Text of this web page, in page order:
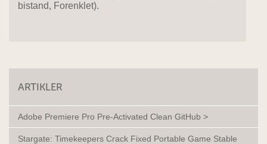
bistand, Forenklet).
ARTIKLER
Adobe Premiere Pro Pre-Activated Clean GitHub >
Stargate: Timekeepers Crack Fixed Portable Game Stable